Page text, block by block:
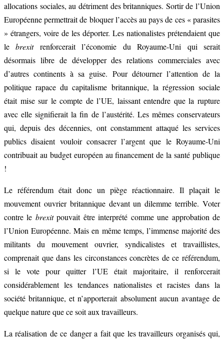
allocations sociales, au détriment des britanniques. Sortir de l’Union
Européenne permettrait de bloquer l’accès au pays de ces « parasites
» étrangers, voire de les déporter. Les nationalistes prétendaient que
lebrexitrenforcerait l’économie du Royaume-Uni qui serait
désormais libre de développer des relations commerciales avec
d’autres continents à sa guise. Pour détourner l’attention de la
politique rapace du capitalisme britannique, la régression sociale
était mise sur le compte de l’UE, laissant entendre que la rupture
avec elle signifierait la fin de l’austérité. Les mêmes conservateurs
qui, depuis des décennies, ont constamment attaqué les services
publics disaient vouloir consacrer l’argent que le Royaume-Uni
contribuait au budget européen au financement de la santé publique
!
Le référendum était donc un piège réactionnaire. Il plaçait le
mouvement ouvrier britannique devant un dilemme terrible. Voter
contre le brexitpouvait être interprété comme une approbation de
l’Union Européenne. Mais en même temps, l’immense majorité des
militants du mouvement ouvrier, syndicalistes et travaillistes,
comprenait que dans les circonstances concrètes de ce référendum,
si le vote pour quitter l’UE était majoritaire, il renforcerait
considérablement les tendances nationalistes et racistes dans la
société britannique, et n’apporterait absolument aucun avantage de
quelque nature que ce soit aux travailleurs.
La réalisation de ce danger a fait que les travailleurs organisés qui,